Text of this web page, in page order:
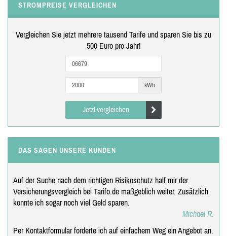
STROMPREISE VERGLEICHEN
Vergleichen Sie jetzt mehrere tausend Tarife und sparen Sie bis zu
500 Euro pro Jahr!
kWh
Jetzt vergleichen
DAS SAGEN UNSERE KUNDEN
Auf der Suche nach dem richtigen Risikoschutz half mir der
Versicherungsvergleich bei Tarifo.de maßgeblich weiter. Zusätzlich
konnte ich sogar noch viel Geld sparen.
Michael R.
Per Kontaktformular forderte ich auf einfachem Weg ein Angebot an.